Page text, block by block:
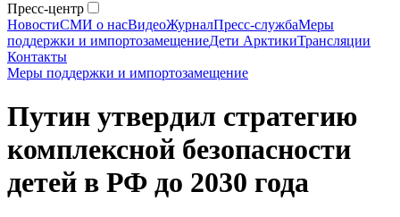
Пресс-центр
НовостиСМИ о насВидеоЖурналПресс-службаМеры
поддержки и импортозамещениеДети АрктикиТрансляции
Контакты
Меры поддержки и импортозамещение
Путин утвердил стратегию
комплексной безопасности
детей в РФ до 2030 года